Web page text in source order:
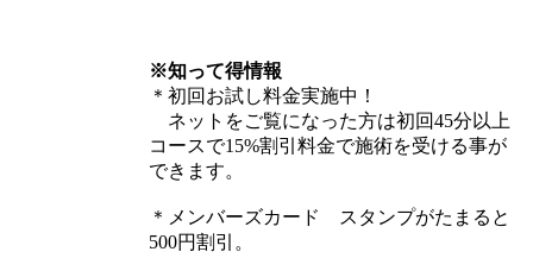
※知って得情報
＊初回お試し料金実施中！
ネットをご覧になった方は初回45分以上
コースで15%割引料金で施術を受ける事が
できます。
＊メンバーズカード スタンプがたまると
500円割引。